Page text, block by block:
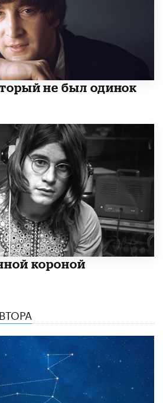
не был одинок
короной